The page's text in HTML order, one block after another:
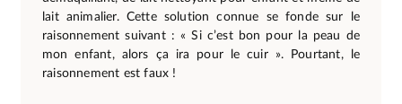
lait animalier. Cette solution connue se fonde sur le
raisonnement suivant : « Si c’est bon pour la peau de
mon enfant, alors ça ira pour le cuir ». Pourtant, le
raisonnement est faux !